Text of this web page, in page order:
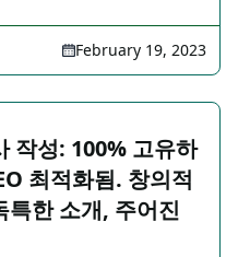
February 19, 2023
작성: 100% 고유하
최적화됨. 창의적
특한 소개, 주어진